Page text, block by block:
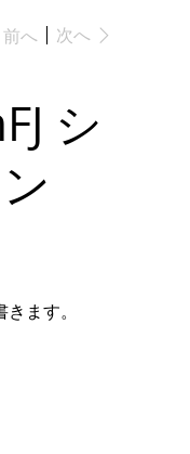
前へ 次へ
シ
ます。